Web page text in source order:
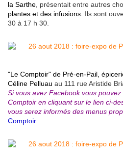
la Sarthe , présentait entre autres
plantes et des infusions . Ils sont
30 à 17 h 30.
"Le Comptoir" de Pré-en-Pail,
Céline Pelluau au 111 rue Aristide
Si vous avez Facebook vous
Comptoir en cliquant sur le lien ci-
vous serez informés des menus
Comptoir